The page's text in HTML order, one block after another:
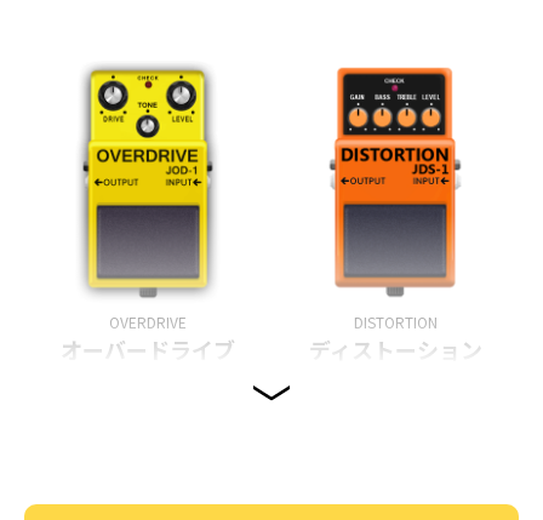
OVERDRIVE
オーバードライブ
DISTORTION
ディストーション